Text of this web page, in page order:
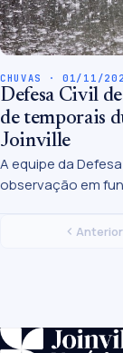
CHUVAS · 01/11/
Defesa Civil
de temporais
Joinville
A equipe da
observação em
Anterior